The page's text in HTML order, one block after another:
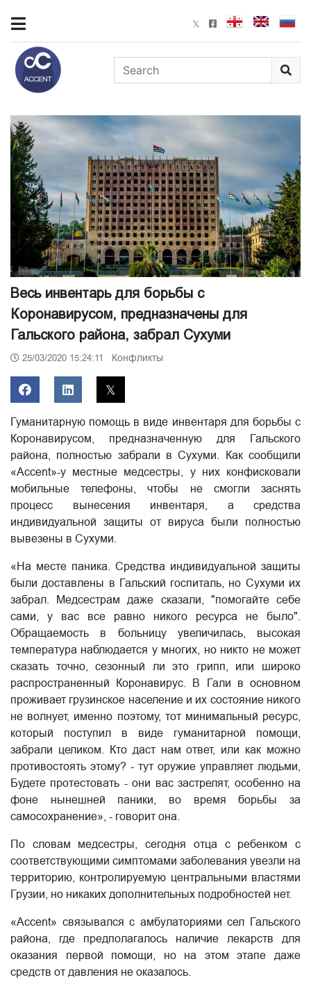
Весь инвентарь для борьбы с
Коронавирусом, предназначены для
Гальского района, забрал Сухуми
25/03/2020 15:24:11 Конфликты
Гуманитарную помощь в виде инвентаря для борьбы с
Коронавирусом, предназначенную для Гальского
района, полностью забрали в Сухуми. Как сообщили
«Accent»-у местные медсестры, у них конфисковали
мобильные телефоны, чтобы не смогли заснять
процесс вынесения инвентаря, а средства
индивидуальной защиты от вируса были полностью
вывезены в Сухуми.
«На месте паника. Средства индивидуальной защиты
были доставлены в Гальский госпиталь, но Сухуми их
забрал. Медсестрам даже сказали, "помогайте себе
сами, у вас все равно никого ресурса не было".
Обращаемость в больницу увеличилась, высокая
температура наблюдается у многих, но никто не может
сказать точно, сезонный ли это грипп, или широко
распространенный Коронавирус. В Гали в основном
проживает грузинское население и их состояние никого
не волнует, именно поэтому, тот минимальный ресурс,
который поступил в виде гуманитарной помощи,
забрали целиком. Кто даст нам ответ, или как можно
противостоять этому? - тут оружие управляет людьми,
Будете протестовать - они вас застрелят, особенно на
фоне нынешней паники, во время борьбы за
самосохранение», - говорит она.
По словам медсестры, сегодня отца с ребенком с
соответствующими симптомами заболевания увезли на
территорию, контролируемую центральными властями
Грузии, но никаких дополнительных подробностей нет.
«Accent» связывался с амбулаториями сел Гальского
района, где предполагалось наличие лекарств для
оказания первой помощи, но на этом этапе даже
средств от давления не оказалось.